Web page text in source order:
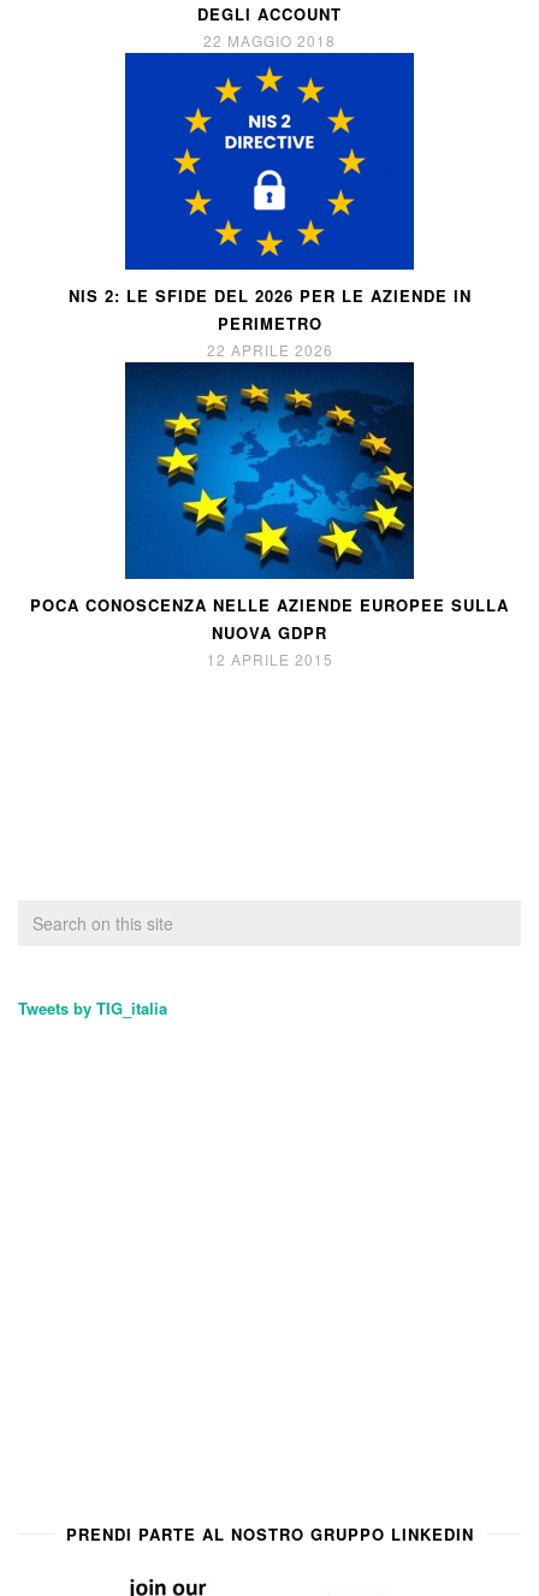
DEGLI ACCOUNT
22 MAGGIO 2018
NIS 2: LE SFIDE DEL 2026 PER LE AZIENDE IN
PERIMETRO
22 APRILE 2026
POCA CONOSCENZA NELLE AZIENDE EUROPEE SULLA
NUOVA GDPR
12 APRILE 2015
Tweets by TIG_italia
PRENDI PARTE AL NOSTRO GRUPPO LINKEDIN